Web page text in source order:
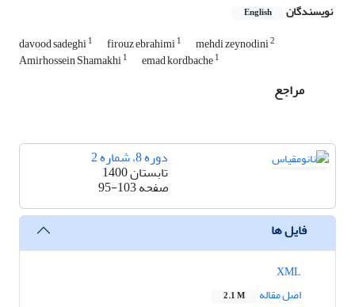
نویسندگان English
davood sadeghi1 firouz ebrahimi1 mehdi zeynodini2
Amirhossein Shamakhi1 emad kordbache1
مراجع
دوره 8، شماره 2
تابستان 1400
صفحه95-103
فایل ها
اصل مقاله
2.1 M